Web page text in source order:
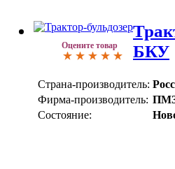
Оцените товар
БКУ
Страна-производитель:
Фирма-производитель:
Состояние: